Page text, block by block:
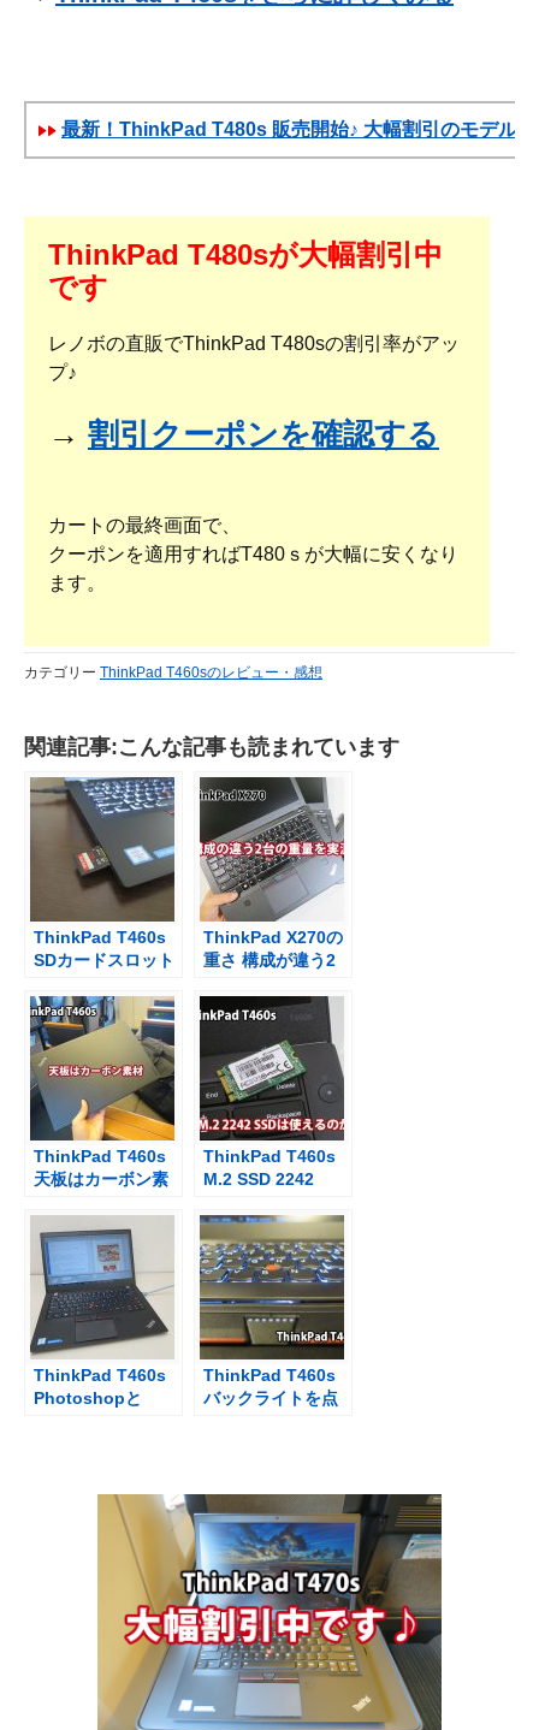
最新！ThinkPad T480s 販売開始♪ 大幅割引のモデル
ThinkPad T480sが大幅割引中
です
レノボの直販でThinkPad T480sの割引率がアッ
プ♪
→ 割引クーポンを確認する
カートの最終画面で、
クーポンを適用すればT480ｓが大幅に安くなり
ます。
カテゴリー ThinkPad T460sのレビュー・感想
関連記事:こんな記事も読まれています
ThinkPad T460s
SDカードスロット
り込み
ThinkPad X270の
重さ 構成が違う2
ち運びはどう？
ThinkPad T460s
天板はカーボン素
ど・・・
ThinkPad T460s
M.2 SSD 2242
わりに認識する
か？
ThinkPad T460s
Photoshopと
ThinkPad T460s
バックライトを点